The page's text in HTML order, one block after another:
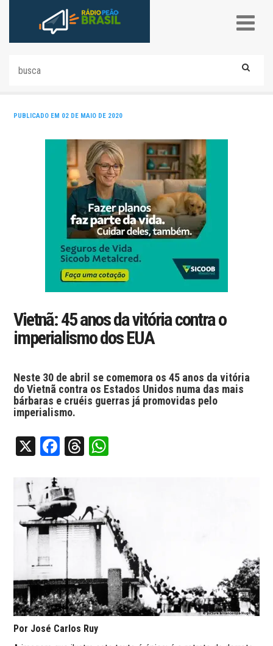
PUBLICADO EM 02 DE MAIO DE 2020
Vietnã: 45 anos da vitória contra o
imperialismo dos EUA
Neste 30 de abril se comemora os 45 anos da vitória
do Vietnã contra os Estados Unidos numa das mais
bárbaras e cruéis guerras já promovidas pelo
imperialismo.
X Facebook
Threads
Por José Carlos Ruy